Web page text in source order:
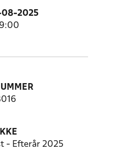
08-2025
- Efterår 2025